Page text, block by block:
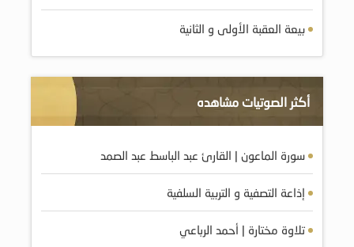
بيعة العقبة الأولى و الثانية
أكثر الصوتيات مشاهده
سورة الماعون | القارئ عبد الباسط عبد الصمد
إذاعة التصفية و التربية السلفية
تلاوة مختارة | أحمد الرباعي